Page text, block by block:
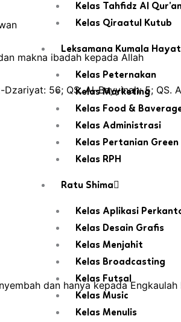
Kelas Tahfidz Al
Kelas Qiraatul Kutub
Leksamana Kumala
Kelas Peternakan
Kelas Marketing
Kelas Food &
Kelas Administrasi
Kelas Pertanian Green
Kelas RPH
Ratu Shima
Kelas Aplikasi
Kelas Desain Grafis
Kelas Menjahit
Kelas Broadcasting
Kelas Futsal
Kelas Music
Kelas Menulis
makna ibadah kepada Allah
Dzariyat: 56; QS. Al-Bayyinah: 5; QS.
dan hanya kepada